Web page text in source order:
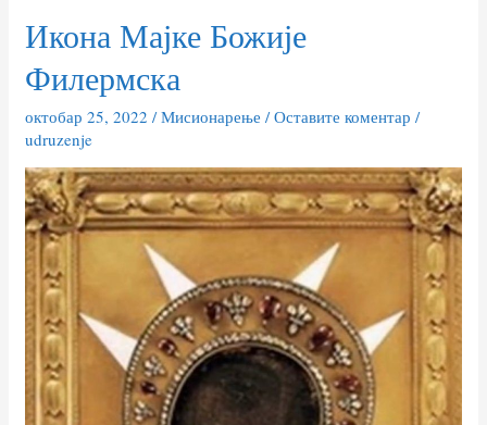
Икона Мајке Божије
Филермска
октобар 25, 2022/Мисионарење /Оставите коментар /
udruzenje
Икона
Мајке
Божије
Филермска